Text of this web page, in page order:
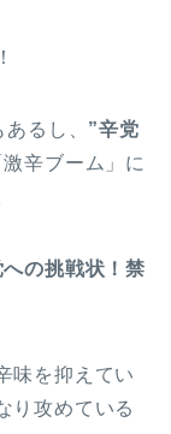
るし、 ”辛党
辛ブーム」に
への挑戦状！禁
味を抑えてい
り攻めている